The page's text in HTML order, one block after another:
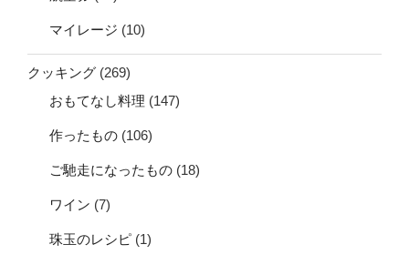
マイレージ (10)
クッキング (269)
おもてなし料理 (147)
作ったもの (106)
ご馳走になったもの (18)
ワイン (7)
珠玉のレシピ (1)